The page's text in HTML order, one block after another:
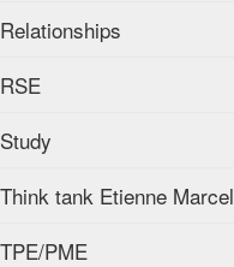
Relationships
RSE
Study
Think tank Etienne Marcel
TPE/PME